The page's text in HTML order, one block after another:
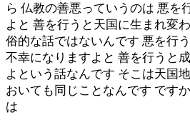
ら 仏教の善悪っていうのは 悪を
よと 善を行うと天国に生まれ変
俗的な話ではないんです 悪を行
不幸になりますよと 善を行うと
よという話なんです そこは天国
おいても同じことなんです です
は